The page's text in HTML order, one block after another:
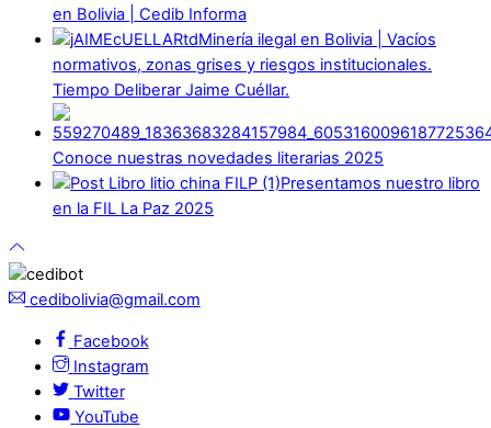
en Bolivia | Cedib Informa
Minería ilegal en Bolivia | Vacíos
normativos, zonas grises y riesgos institucionales.
Tiempo Deliberar Jaime Cuéllar.
Conoce nuestras novedades literarias 2025
Presentamos nuestro libro
en la FIL La Paz 2025
cedibolivia@gmail.com
Facebook
Instagram
Twitter
YouTube